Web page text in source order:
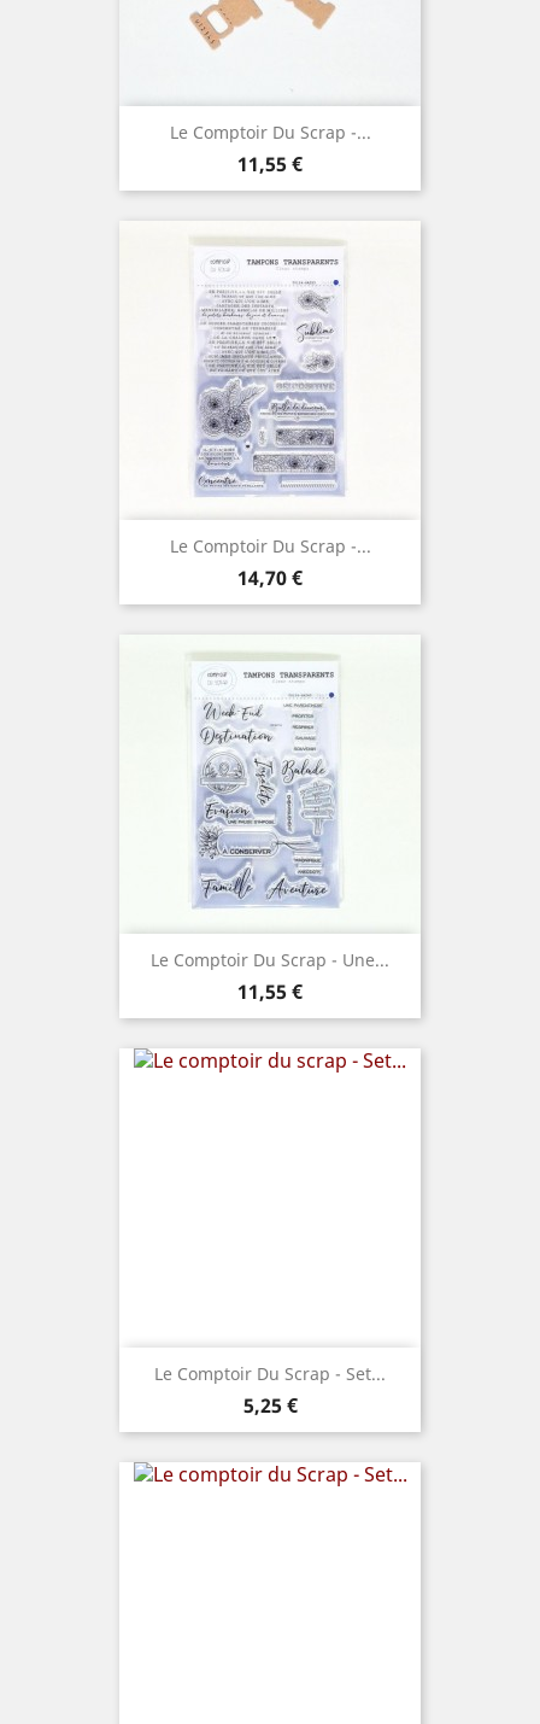
Le Comptoir Du Scrap -...
Prix
11,55 €
Le Comptoir Du Scrap -...
Prix
14,70 €
Le Comptoir Du Scrap - Une...
Prix
11,55 €
Le Comptoir Du Scrap - Set...
Prix
5,25 €